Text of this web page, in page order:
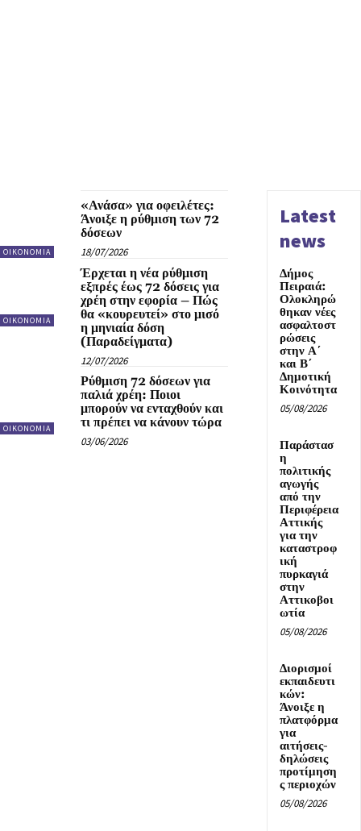
ΟΙΚΟΝΟΜΙΑ
«Ανάσα» για οφειλέτες:
Άνοιξε η ρύθμιση των 72
δόσεων
18/07/2026
ΟΙΚΟΝΟΜΙΑ
Έρχεται η νέα ρύθμιση
εξπρές έως 72 δόσεις για
χρέη στην εφορία – Πώς
θα «κουρευτεί» στο μισό
η μηνιαία δόση
(Παραδείγματα)
12/07/2026
ΟΙΚΟΝΟΜΙΑ
Ρύθμιση 72 δόσεων για
παλιά χρέη: Ποιοι
μπορούν να ενταχθούν και
τι πρέπει να κάνουν τώρα
03/06/2026
Latest
news
Δήμος
Πειραιά:
Ολοκληρώ
θηκαν νέες
ασφαλτοστ
ρώσεις
στην Α΄
και Β΄
Δημοτική
Κοινότητα
05/08/2026
Παράστασ
η
πολιτικής
αγωγής
από την
Περιφέρεια
Αττικής
για την
καταστροφ
ική
πυρκαγιά
στην
Αττικοβοι
ωτία
05/08/2026
Διορισμοί
εκπαιδευτι
κών:
Άνοιξε η
πλατφόρμα
για
αιτήσεις-
δηλώσεις
προτίμηση
ς περιοχών
05/08/2026